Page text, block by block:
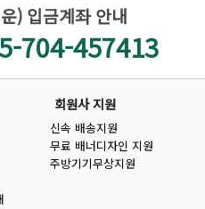
) 입금계좌 안내
704-457413
회원사 지원
신속 배송지원
무료 배너디자인 지원
주방기기무상지원